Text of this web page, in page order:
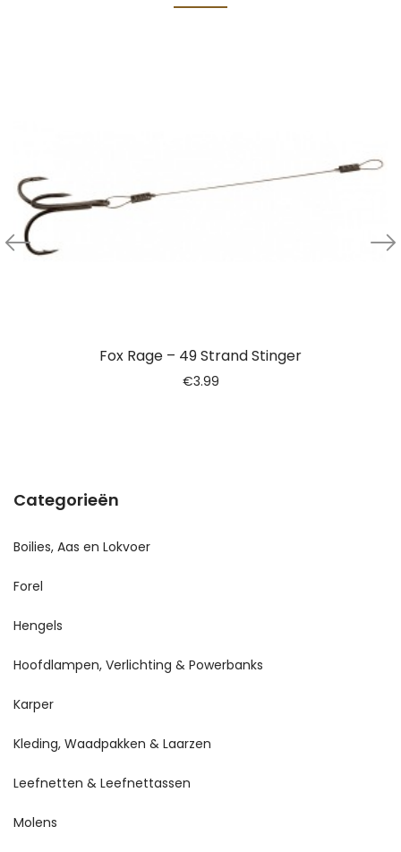
Fox Rage – 49 Strand Stinger
€3.99
Categorieën
Boilies, Aas en Lokvoer
Forel
Hengels
Hoofdlampen, Verlichting & Powerbanks
Karper
Kleding, Waadpakken & Laarzen
Leefnetten & Leefnettassen
Molens